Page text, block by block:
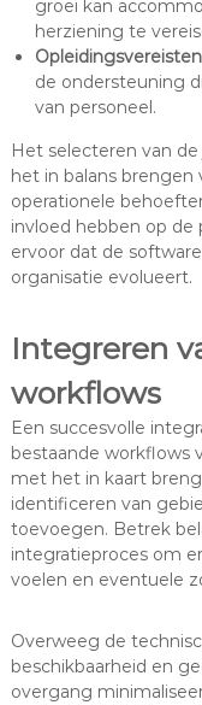
groei kan
herziening te
de ondersteuning
van personeel.
Het selecteren van
het in balans
operationele
invloed hebben op
ervoor dat de
organisatie evolueert.
Integreren
workflows
Een succesvolle
bestaande workflows
met het in kaart
identificeren van
toevoegen. Betrek
integratieproces om
voelen en eventuele
Overweeg de
beschikbaarheid en
overgang